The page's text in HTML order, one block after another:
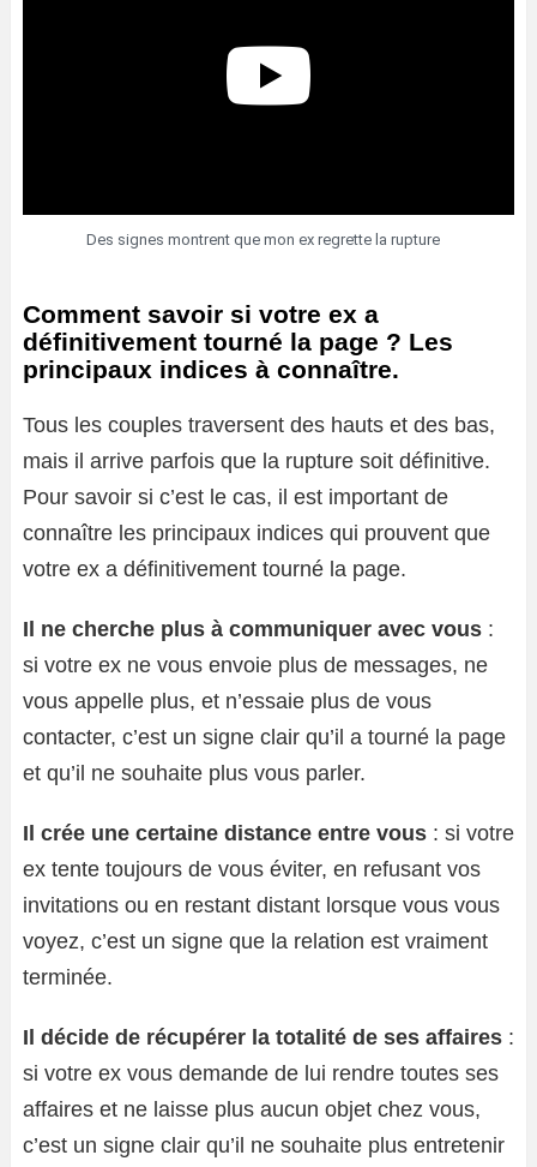
Des signes montrent que mon ex regrette la rupture
Comment savoir si votre ex a
définitivement tourné la page ? Les
principaux indices à connaître.
Tous les couples traversent des hauts et des bas,
mais il arrive parfois que la rupture soit définitive.
Pour savoir si c’est le cas, il est important de
connaître les principaux indices qui prouvent que
votre ex a définitivement tourné la page.
Il ne cherche plus à communiquer avec vous :
si votre ex ne vous envoie plus de messages, ne
vous appelle plus, et n’essaie plus de vous
contacter, c’est un signe clair qu’il a tourné la page
et qu’il ne souhaite plus vous parler.
Il crée une certaine distance entre vous : si votre
ex tente toujours de vous éviter, en refusant vos
invitations ou en restant distant lorsque vous vous
voyez, c’est un signe que la relation est vraiment
terminée.
Il décide de récupérer la totalité de ses affaires :
si votre ex vous demande de lui rendre toutes ses
affaires et ne laisse plus aucun objet chez vous,
c’est un signe clair qu’il ne souhaite plus entretenir